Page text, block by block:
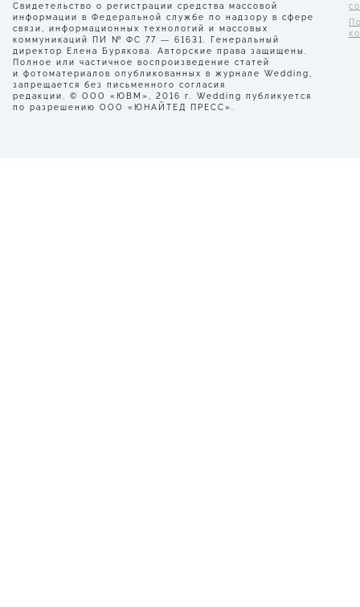
Свидетельство о регистрации средства массовой
информации в Федеральной службе по надзору в сфере
связи, информационных технологий и массовых
коммуникаций ПИ № ФС 77 — 61631. Генеральный
директор Елена Бурякова. Авторские права защищены.
Полное или частичное воспроизведение статей
и фотоматериалов опубликованных в журнале Wedding,
запрещается без письменного согласия
редакции. © ООО «ЮВМ», 2016 г. Wedding публикуется
по разрешению ООО «ЮНАЙТЕД ПРЕСС».